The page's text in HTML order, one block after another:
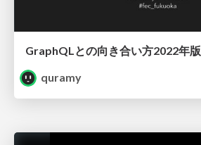
GraphQLとの向き合い方2022年版
quramy